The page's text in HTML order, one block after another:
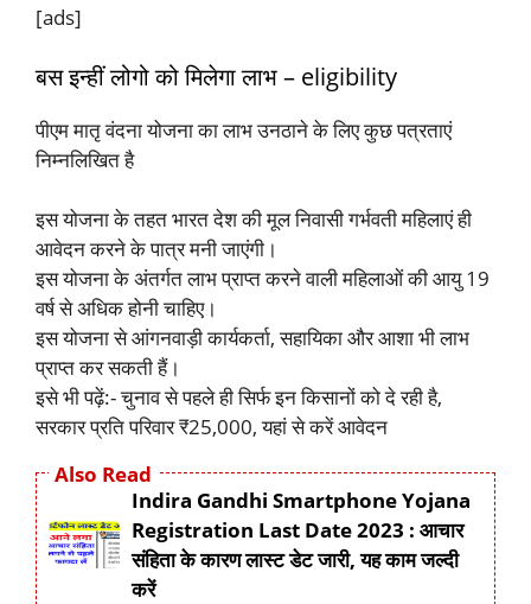
[ads]
बस इन्हीं लोगो को मिलेगा लाभ – eligibility
पीएम मातृ वंदना योजना का लाभ उनठाने के लिए कुछ पत्रताएं
निम्नलिखित है
इस योजना के तहत भारत देश की मूल निवासी गर्भवती महिलाएं ही
आवेदन करने के पात्र मनी जाएंगी।
इस योजना के अंतर्गत लाभ प्राप्त करने वाली महिलाओं की आयु 19
वर्ष से अधिक होनी चाहिए।
इस योजना से आंगनवाड़ी कार्यकर्ता, सहायिका और आशा भी लाभ
प्राप्त कर सकती हैं।
इसे भी पढ़ें:- चुनाव से पहले ही सिर्फ इन किसानों को दे रही है,
सरकार प्रति परिवार ₹25,000, यहां से करें आवेदन
Also Read
Indira Gandhi Smartphone Yojana
Registration Last Date 2023 : आचार
संहिता के कारण लास्ट डेट जारी, यह काम जल्दी
करें